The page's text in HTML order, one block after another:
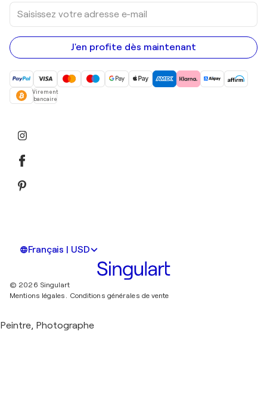
Saisissez
votre
adresse
e-
mail
J'en profite dès maintenant
Virement
bancaire
Français | USD
© 2026 Singulart
Mentions légales. Conditions générales de vente
Peintre, Photographe